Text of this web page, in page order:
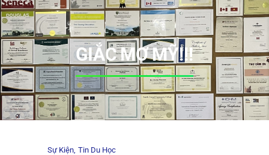
GIẮC MƠ MỸ!!!
Sự Kiện Tin Du Học